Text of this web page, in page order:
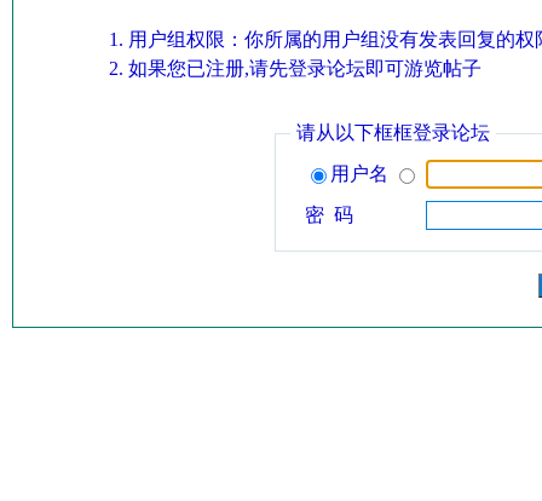
用户组权限：你所属的用户组没有发表回复的权
如果您已注册,请先登录论坛即可游览帖子
请从以下框框登录论坛
用户名
密 码